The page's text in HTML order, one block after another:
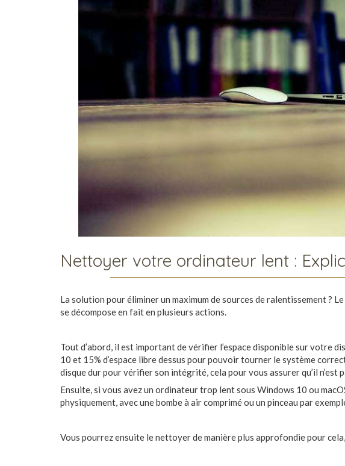
Nettoyer votre ordinateur lent :
La solution pour éliminer un maximum de sources de ralentissement ?
se décompose en fait en plusieurs actions.
Tout d’abord, il est important de vérifier l’espace disponible sur votre
10 et 15% d’espace libre dessus pour pouvoir tourner le système
disque dur pour vérifier son intégrité, cela pour vous assurer qu’il n’est
Ensuite, si vous avez un ordinateur trop lent sous Windows 10 ou
physiquement, avec une bombe à air comprimé ou un pinceau par
Vous pourrez ensuite le nettoyer de manière plus approfondie pour